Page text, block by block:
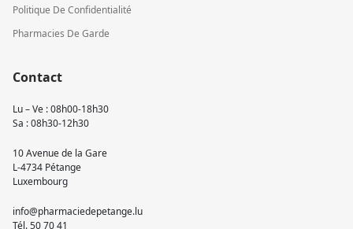
Politique De Confidentialité
Pharmacies De Garde
Contact
Lu – Ve : 08h00-18h30
Sa : 08h30-12h30
10 Avenue de la Gare
L-4734 Pétange
Luxembourg
info@pharmaciedepetange.lu
Tél.50 70 41